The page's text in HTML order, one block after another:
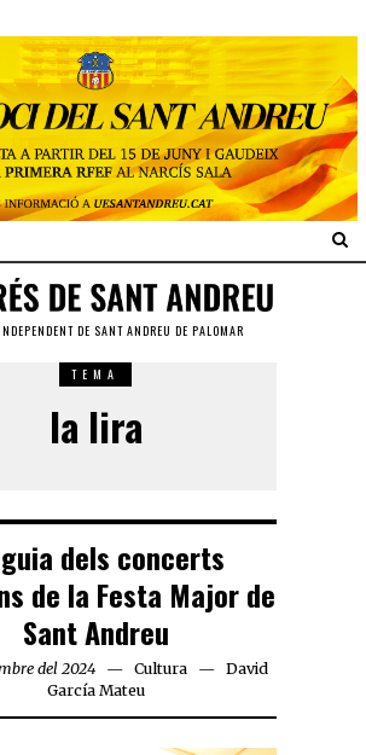
DE SANT ANDREU DE PALOMAR
TEMA
la lira
dels concerts
de la Festa Major de
Sant Andreu
del 2024 Cultura
David
García Mateu